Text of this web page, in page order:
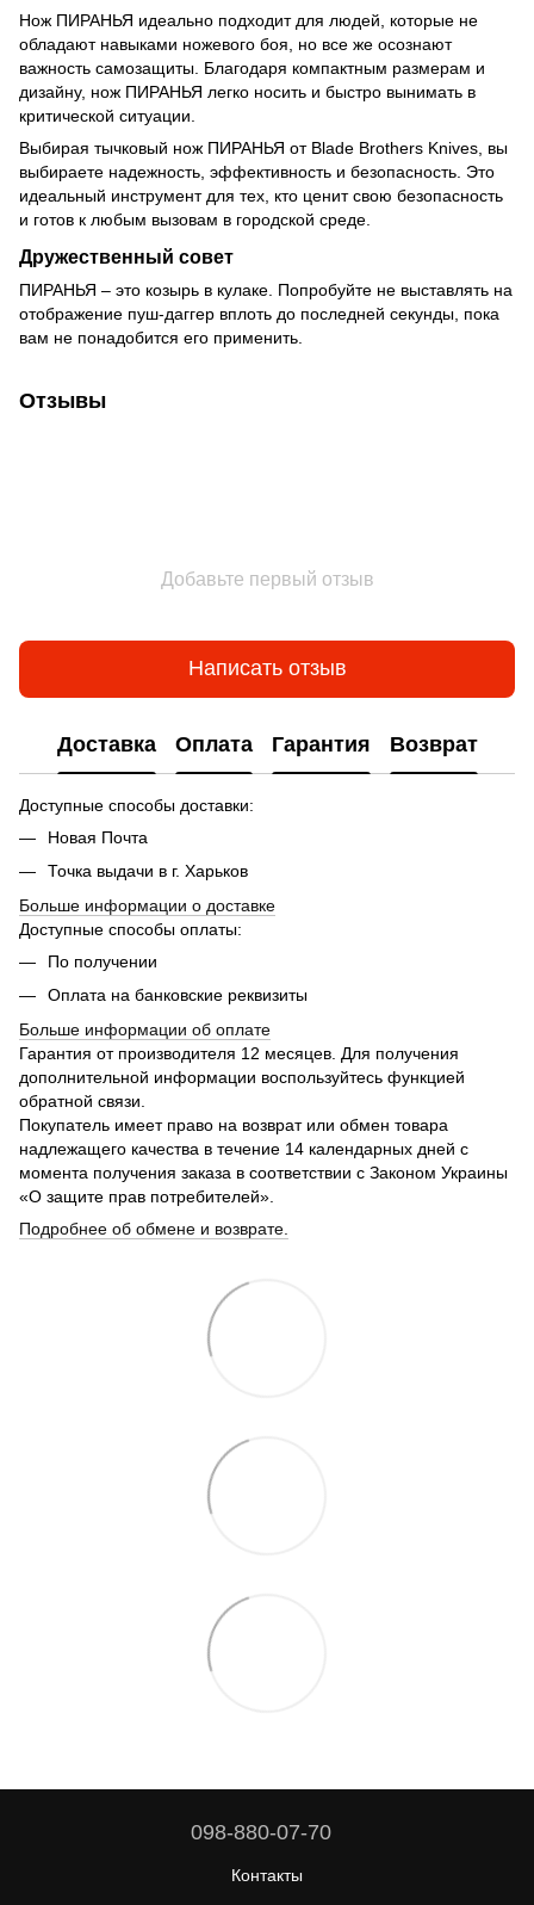
Нож ПИРАНЬЯ идеально подходит для людей, которые не
обладают навыками ножевого боя, но все же осознают
важность самозащиты. Благодаря компактным размерам и
дизайну, нож ПИРАНЬЯ легко носить и быстро вынимать в
критической ситуации.
Выбирая тычковый нож ПИРАНЬЯ от Blade Brothers Knives, вы
выбираете надежность, эффективность и безопасность. Это
идеальный инструмент для тех, кто ценит свою безопасность
и готов к любым вызовам в городской среде.
Дружественный совет
ПИРАНЬЯ – это козырь в кулаке. Попробуйте не выставлять на
отображение пуш-даггер вплоть до последней секунды, пока
вам не понадобится его применить.
Отзывы
Добавьте первый отзыв
Написать отзыв
Доставка Оплата Гарантия Возврат
Доступные способы доставки:
Новая Почта
Точка выдачи в г. Харьков
Больше информации о доставке
Доступные способы оплаты:
По получении
Оплата на банковские реквизиты
Больше информации об оплате
Гарантия от производителя 12 месяцев. Для получения
дополнительной информации воспользуйтесь функцией
обратной связи.
Покупатель имеет право на возврат или обмен товара
надлежащего качества в течение 14 календарных дней с
момента получения заказа в соответствии с Законом Украины
«О защите прав потребителей».
Подробнее об обмене и возврате.
098-880-07-70
Контакты